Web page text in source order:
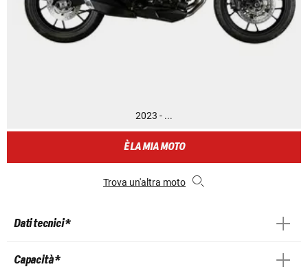
2023 - ...
È LA MIA MOTO
Trova un'altra moto
Dati tecnici *
Capacità *